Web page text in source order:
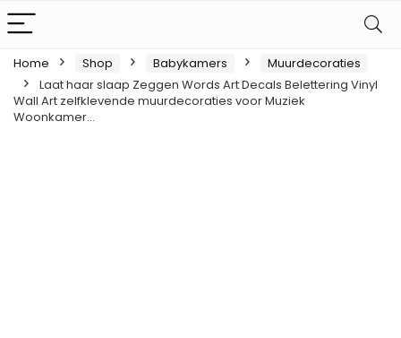
Home Shop Babykamers
Muurdecoraties
Laat haar slaap Zeggen Words Art Decals Belettering Vinyl
Wall Art zelfklevende muurdecoraties voor Muziek
Woonkamer…